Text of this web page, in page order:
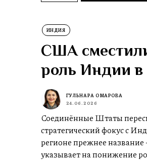
ИНДИЯ
США
роль Индии в
ГУЛЬНАРА ОМАРОВА
24.06.2026
Соединённые Штаты
стратегический фокус с
регионе прежнее
указывает на понижение